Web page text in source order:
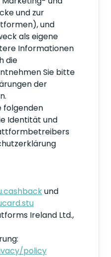
und zur
und
als eigene
Informationen
die
Sie bitte
der
folgenden
Identität und
und
Ireland Ltd.,
policy